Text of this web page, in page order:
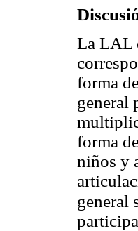
La LAL
forma
general
forma
niños y
general